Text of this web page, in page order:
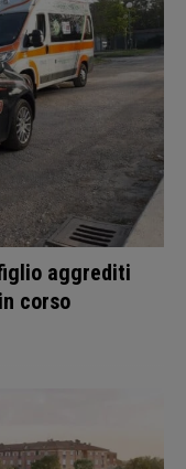
aggrediti
corso